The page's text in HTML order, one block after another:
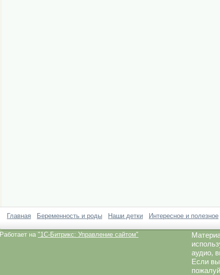
Главная Беременность и роды Наши детки Интересное и полезное
Работает на "1C-Битрикс: Управление сайтом"
аудио,
Если вы